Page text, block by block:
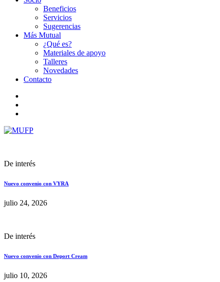
Beneficios
Servicios
Sugerencias
Más Mutual
¿Qué es?
Materiales de apoyo
Talleres
Novedades
Contacto
De interés
Nuevo convenio con VYRA
julio 24, 2026
De interés
Nuevo convenio con Deport Cream
julio 10, 2026